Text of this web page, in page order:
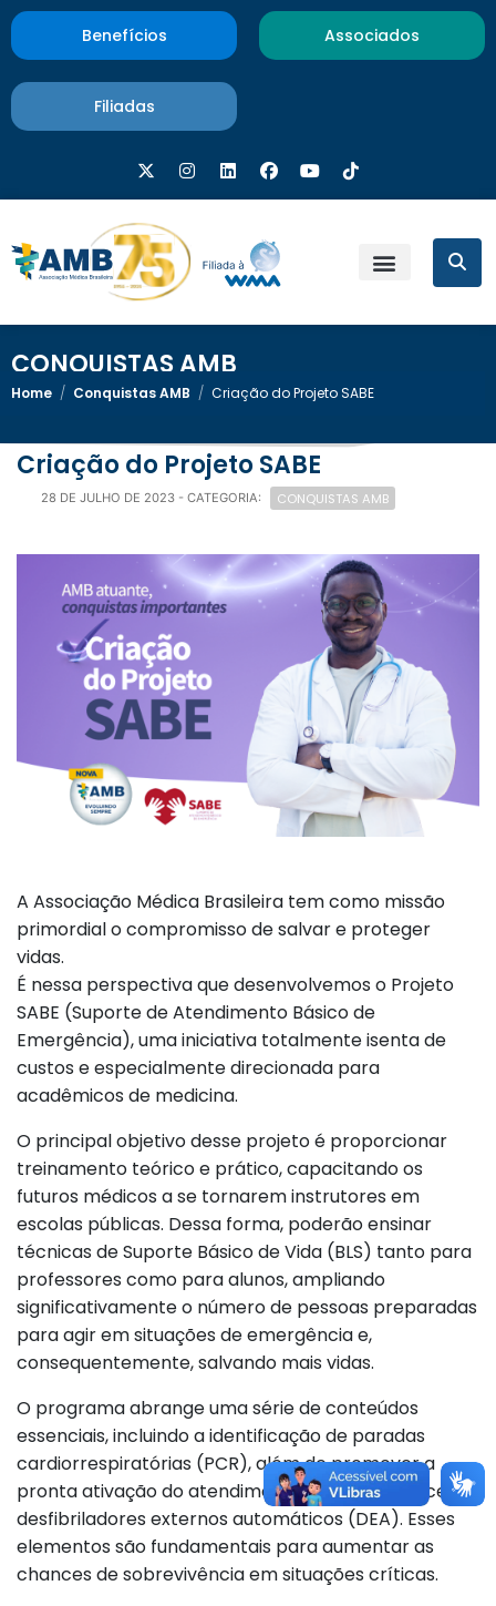
Benefícios Associados
Filiadas
CONQUISTAS AMB
Home / Conquistas AMB / Criação do Projeto SABE
Criação do Projeto SABE
28 DE JULHO DE 2023 - CATEGORIA: CONQUISTAS AMB
A Associação Médica Brasileira tem como missão
primordial o compromisso de salvar e proteger
vidas.
É nessa perspectiva que desenvolvemos o Projeto
SABE (Suporte de Atendimento Básico de
Emergência), uma iniciativa totalmente isenta de
custos e especialmente direcionada para
acadêmicos de medicina.
O principal objetivo desse projeto é proporcionar
treinamento teórico e prático, capacitando os
futuros médicos a se tornarem instrutores em
escolas públicas. Dessa forma, poderão ensinar
técnicas de Suporte Básico de Vida (BLS) tanto para
professores como para alunos, ampliando
significativamente o número de pessoas preparadas
para agir em situações de emergência e,
consequentemente, salvando mais vidas.
O programa abrange uma série de conteúdos
essenciais, incluindo a identificação de paradas
cardiorrespiratórias (PCR), além de promover a
pronta ativação do atendimento e o uso precoce de
desfibriladores externos automáticos (DEA). Esses
elementos são fundamentais para aumentar as
chances de sobrevivência em situações críticas.